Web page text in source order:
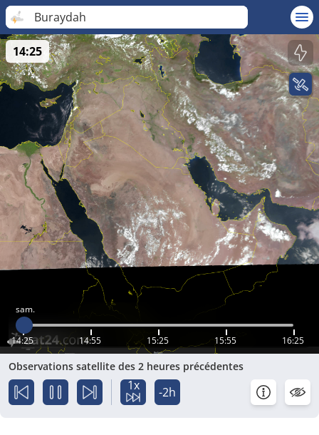
Buraydah
sam.
14:25 14:55 15:25 15:55 16:25
14:25
Observations satellite des 2 heures précédentes
1x -2h